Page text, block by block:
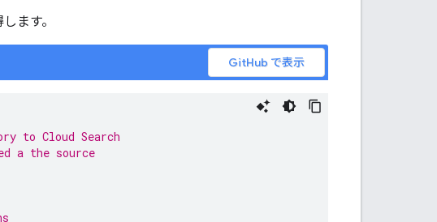
ます。
GitHub で表示
to Cloud Search
a the source